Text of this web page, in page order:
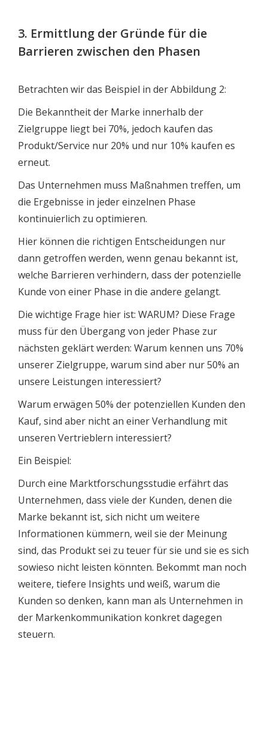
3. Ermittlung der Gründe für die
Barrieren zwischen den Phasen
Betrachten wir das Beispiel in der Abbildung 2:
Die Bekanntheit der Marke innerhalb der
Zielgruppe liegt bei 70%, jedoch kaufen das
Produkt/Service nur 20% und nur 10% kaufen es
erneut.
Das Unternehmen muss Maßnahmen treffen, um
die Ergebnisse in jeder einzelnen Phase
kontinuierlich zu optimieren.
Hier können die richtigen Entscheidungen nur
dann getroffen werden, wenn genau bekannt ist,
welche Barrieren verhindern, dass der potenzielle
Kunde von einer Phase in die andere gelangt.
Die wichtige Frage hier ist: WARUM? Diese Frage
muss für den Übergang von jeder Phase zur
nächsten geklärt werden: Warum kennen uns 70%
unserer Zielgruppe, warum sind aber nur 50% an
unsere Leistungen interessiert?
Warum erwägen 50% der potenziellen Kunden den
Kauf, sind aber nicht an einer Verhandlung mit
unseren Vertrieblern interessiert?
Ein Beispiel:
Durch eine Marktforschungsstudie erfährt das
Unternehmen, dass viele der Kunden, denen die
Marke bekannt ist, sich nicht um weitere
Informationen kümmern, weil sie der Meinung
sind, das Produkt sei zu teuer für sie und sie es sich
sowieso nicht leisten könnten. Bekommt man noch
weitere, tiefere Insights und weiß, warum die
Kunden so denken, kann man als Unternehmen in
der Markenkommunikation konkret dagegen
steuern.